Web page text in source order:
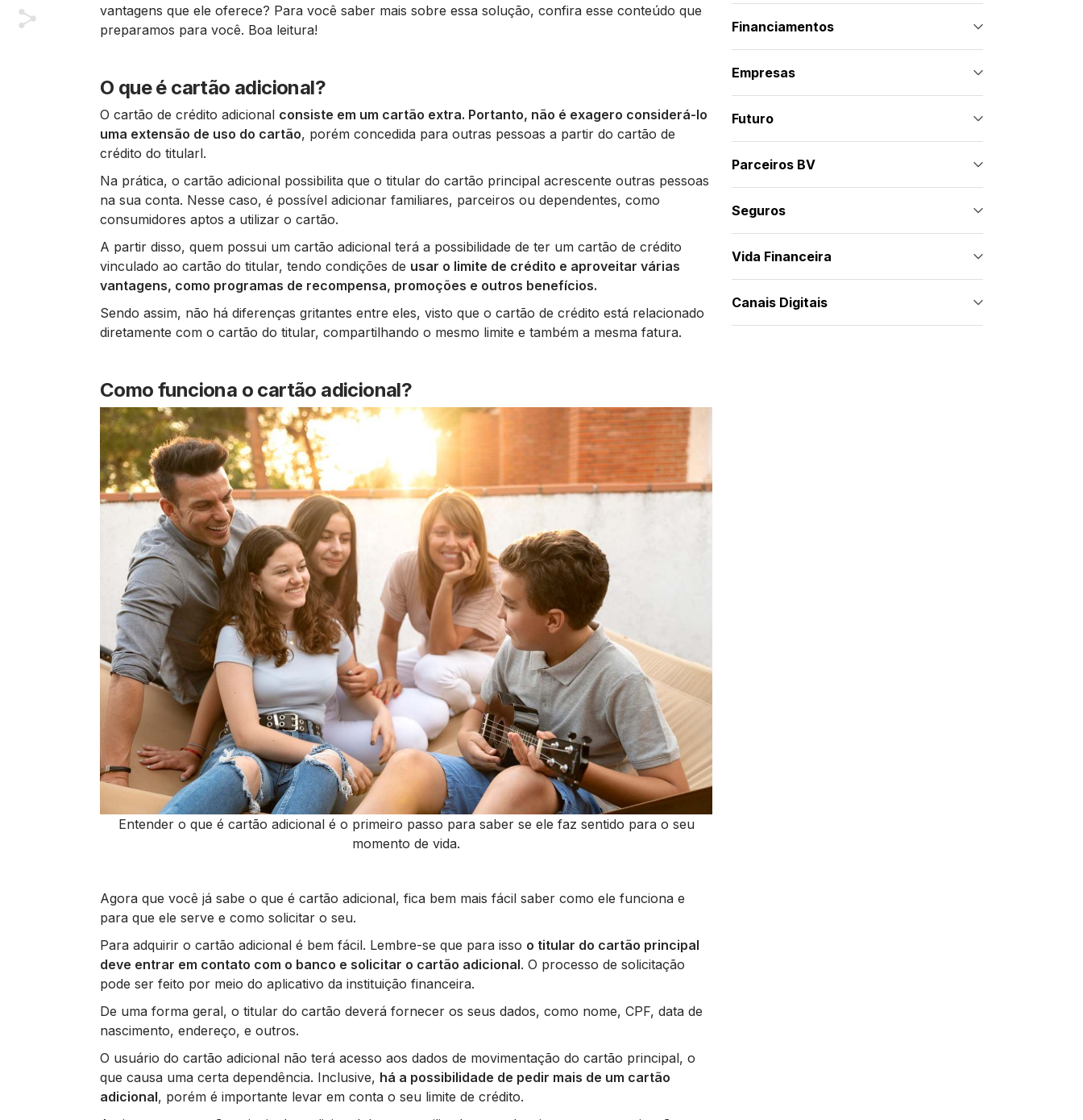
vantagens que ele oferece? Para você saber mais sobre essa solução, confira esse conteúdo que
preparamos para você. Boa leitura!
O que é cartão adicional?
O cartão de crédito adicional consiste em um cartão extra. Portanto, não é exagero considerá-lo
uma extensão de uso do cartão, porém concedida para outras pessoas a partir do cartão de
crédito do titularl.
Na prática, o cartão adicional possibilita que o titular do cartão principal acrescente outras pessoas
na sua conta. Nesse caso, é possível adicionar familiares, parceiros ou dependentes, como
consumidores aptos a utilizar o cartão.
A partir disso, quem possui um cartão adicional terá a possibilidade de ter um cartão de crédito
vinculado ao cartão do titular, tendo condições de usar o limite de crédito e aproveitar várias
vantagens, como programas de recompensa, promoções e outros benefícios.
Sendo assim, não há diferenças gritantes entre eles, visto que o cartão de crédito está relacionado
diretamente com o cartão do titular, compartilhando o mesmo limite e também a mesma fatura.
Como funciona o cartão adicional?
Entender o que é cartão adicional é o primeiro passo para saber se ele faz sentido para o seu
momento de vida.
Agora que você já sabe o que é cartão adicional, fica bem mais fácil saber como ele funciona e
para que ele serve e como solicitar o seu.
Para adquirir o cartão adicional é bem fácil. Lembre-se que para isso o titular do cartão principal
deve entrar em contato com o banco e solicitar o cartão adicional. O processo de solicitação
pode ser feito por meio do aplicativo da instituição financeira.
De uma forma geral, o titular do cartão deverá fornecer os seus dados, como nome, CPF, data de
nascimento, endereço, e outros.
O usuário do cartão adicional não terá acesso aos dados de movimentação do cartão principal, o
que causa uma certa dependência. Inclusive, há a possibilidade de pedir mais de um cartão
adicional, porém é importante levar em conta o seu limite de crédito.
Financiamentos
Empresas
Futuro
Parceiros BV
Seguros
Vida Financeira
Canais Digitais